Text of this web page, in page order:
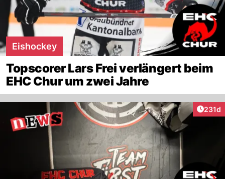
Eishockey
Topscorer Lars Frei verlängert beim
EHC Chur um zwei Jahre
231d